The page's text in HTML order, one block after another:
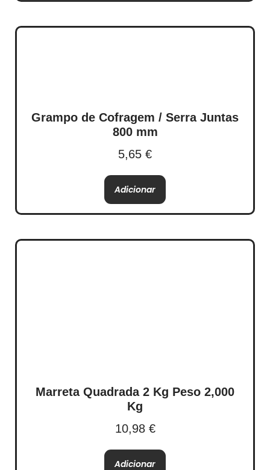
Grampo de Cofragem / Serra Juntas
800 mm
5,65 €
Adicionar
Marreta Quadrada 2 Kg Peso 2,000
Kg
10,98 €
Adicionar